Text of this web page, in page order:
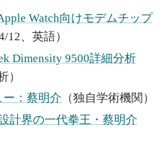
Watch向けモデムチップ
12、英語）
Dimensity 9500詳細分析
）
：蔡明介 （独自学術機関）
計界の一代拳王・蔡明介